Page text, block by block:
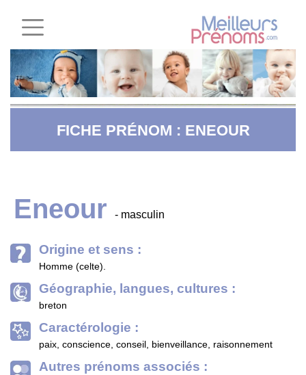
FICHE PRÉNOM : ENEOUR
Eneour - masculin
Origine et sens :
Homme (celte).
Géographie, langues, cultures :
breton
Caractérologie :
paix, conscience, conseil, bienveillance, raisonnement
Autres prénoms associés :